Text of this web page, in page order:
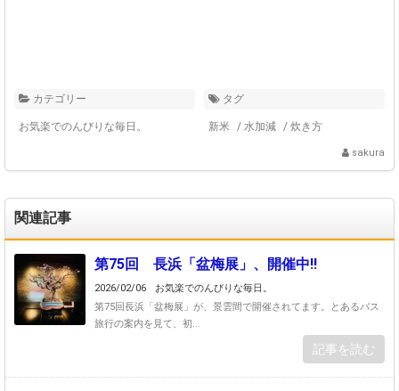
カテゴリー
お気楽でのんびりな毎日。
タグ
新米 / 水加減 / 炊き方
sakura
関連記事
第75回 長浜「盆梅展」、開催中!!
2026/02/06
お気楽でのんびりな毎日。
第75回長浜「盆梅展」が、景雲間で開催されてます。とあるバス
旅行の案内を見て、初...
記事を読む